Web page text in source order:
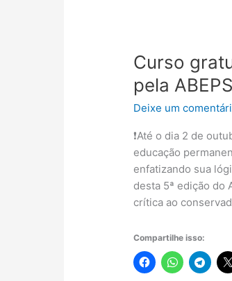
Curso
pela
Deixe um
❗️Até o dia 2 de
educação
enfatizando sua
desta 5ª edição do
crítica ao
Compartilhe isso: